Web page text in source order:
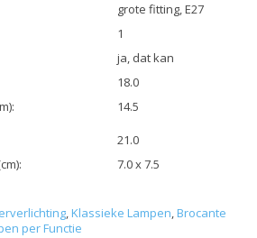
grote fitting, E27
1
ja, dat kan
18.0
14.5
21.0
7.0 x 7.5
,Klassieke Lampen,Brocante
per Functie